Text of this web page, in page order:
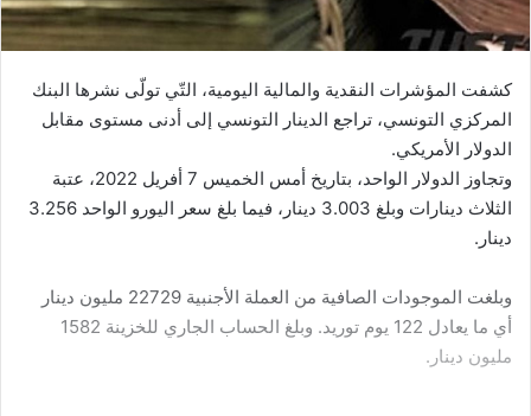
كشفت المؤشرات النقدية والمالية اليومية، التّي تولّى نشرها البنك
المركزي التونسي، تراجع الدينار التونسي إلى أدنى مستوى مقابل
الدولار الأمريكي.
وتجاوز الدولار الواحد، بتاريخ أمس الخميس 7 أفريل 2022، عتبة
الثلاث دينارات وبلغ 3.003 دينار، فيما بلغ سعر اليورو الواحد 3.256
دينار.
وبلغت الموجودات الصافية من العملة الأجنبية 22729 مليون دينار
أي ما يعادل 122 يوم توريد. وبلغ الحساب الجاري للخزينة 1582
مليون دينار.